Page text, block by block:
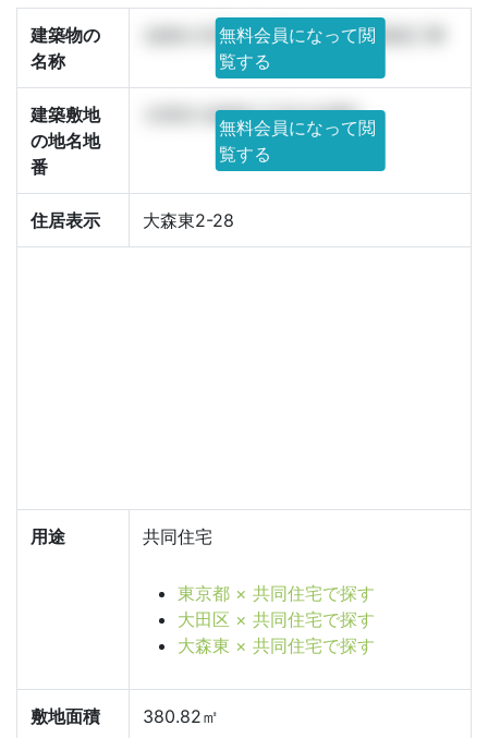
建築物の
名称
(仮称)大田区大森東2丁目計画新築工事
無料会員になって閲
覧する
建築敷地
の地名地
番
大田区大森東2丁目5149番2
無料会員になって閲
覧する
住居表示 大森東2-28
用途 共同住宅
東京都 × 共同住宅で探す
大田区 × 共同住宅で探す
大森東 × 共同住宅で探す
敷地面積 380.82㎡